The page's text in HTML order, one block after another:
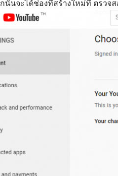
นั้นจะได้ช่องที่สร้างใหม่ที่ ตรวจส